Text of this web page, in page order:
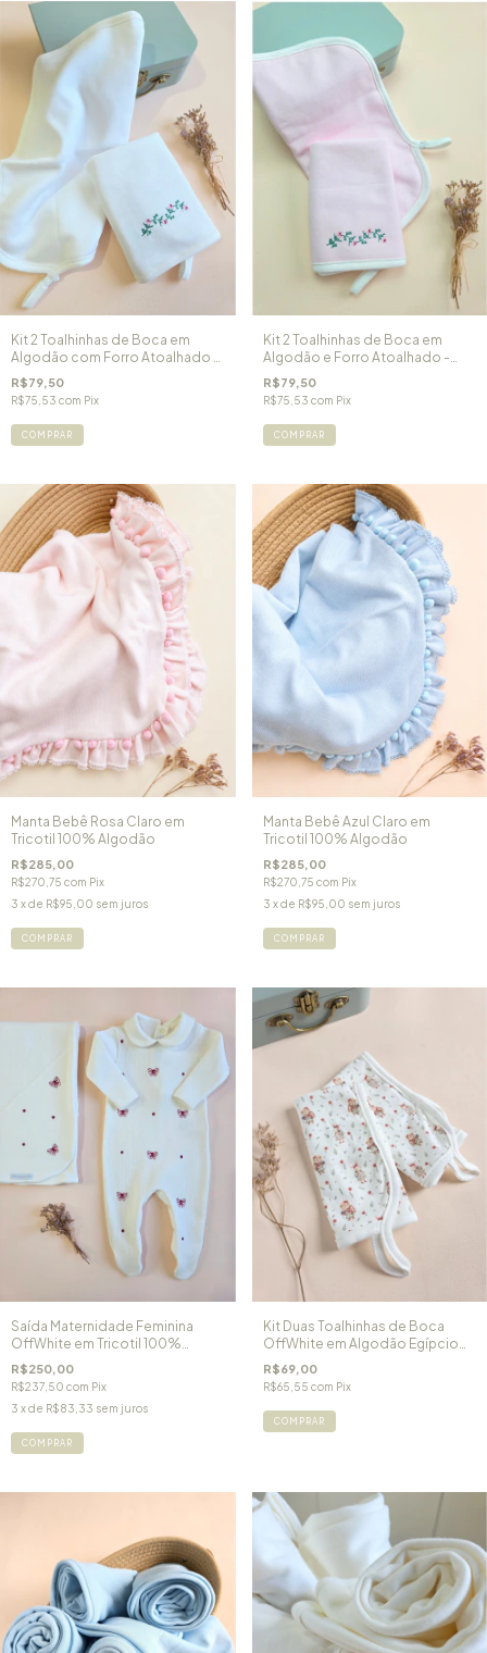
Kit 2 Toalhinhas de Boca em
Algodão com Forro Atoalhado -
OffWhite
R$79,50
R$75,53 com Pix
COMPRAR
Kit 2 Toalhinhas de Boca em
Algodão e Forro Atoalhado -
Rosa
R$79,50
R$75,53 com Pix
COMPRAR
Manta Bebê Rosa Claro em
Tricotil 100% Algodão
R$285,00
R$270,75 com Pix
3 x de R$95,00 sem juros
COMPRAR
Manta Bebê Azul Claro em
Tricotil 100% Algodão
R$285,00
R$270,75 com Pix
3 x de R$95,00 sem juros
COMPRAR
Saída Maternidade Feminina
OffWhite em Tricotil 100%
Algodão Laços
R$250,00
R$237,50 com Pix
3 x de R$83,33 sem juros
COMPRAR
Kit Duas Toalhinhas de Boca
OffWhite em Algodão Egípcio
Ursinha Luna
R$69,00
R$65,55 com Pix
COMPRAR